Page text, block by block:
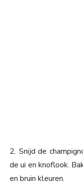
2. Snijd de
de ui en knoflook.
en bruin kleuren.